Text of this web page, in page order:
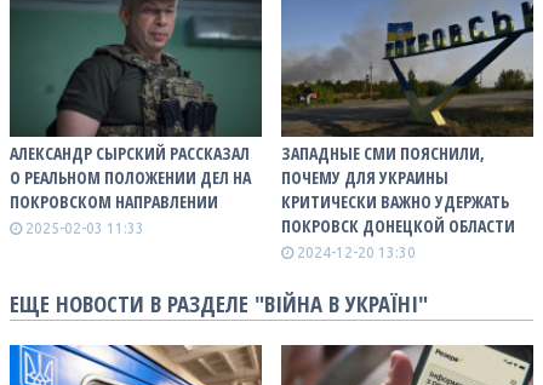
АЛЕКСАНДР СЫРСКИЙ РАССКАЗАЛ
О РЕАЛЬНОМ ПОЛОЖЕНИИ ДЕЛ НА
ПОКРОВСКОМ НАПРАВЛЕНИИ
2025-02-03 11:33
ЗАПАДНЫЕ СМИ ПОЯСНИЛИ,
ПОЧЕМУ ДЛЯ УКРАИНЫ
КРИТИЧЕСКИ ВАЖНО УДЕРЖАТЬ
ПОКРОВСК ДОНЕЦКОЙ ОБЛАСТИ
2024-12-20 13:30
ЕЩЕ НОВОСТИ В РАЗДЕЛЕ "ВІЙНА В УКРАЇНІ"